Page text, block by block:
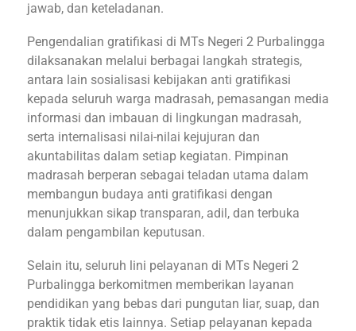
jawab, dan keteladanan.
Pengendalian gratifikasi di MTs Negeri 2 Purbalingga
dilaksanakan melalui berbagai langkah strategis,
antara lain sosialisasi kebijakan anti gratifikasi
kepada seluruh warga madrasah, pemasangan media
informasi dan imbauan di lingkungan madrasah,
serta internalisasi nilai-nilai kejujuran dan
akuntabilitas dalam setiap kegiatan. Pimpinan
madrasah berperan sebagai teladan utama dalam
membangun budaya anti gratifikasi dengan
menunjukkan sikap transparan, adil, dan terbuka
dalam pengambilan keputusan.
Selain itu, seluruh lini pelayanan di MTs Negeri 2
Purbalingga berkomitmen memberikan layanan
pendidikan yang bebas dari pungutan liar, suap, dan
praktik tidak etis lainnya. Setiap pelayanan kepada